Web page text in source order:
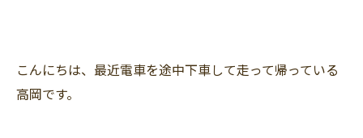
こんにちは、最近電車を途中下車して走って帰っている
高岡です。